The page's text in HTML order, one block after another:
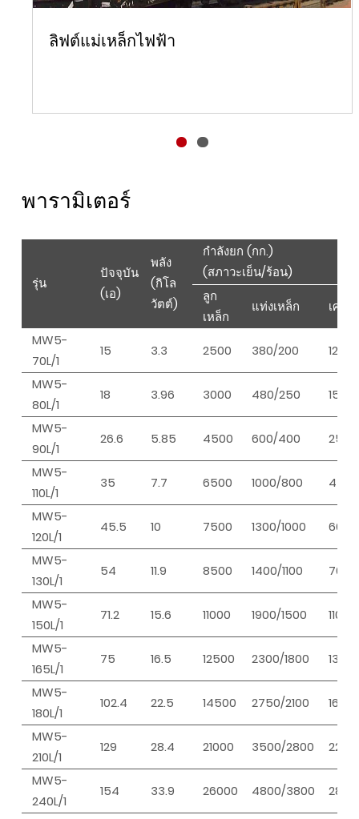
ลิฟต์แม่เหล็กไฟฟ้า
พารามิเตอร์
รุ่น
ปัจจุบัน
(เอ)
พลัง
(กิโล
วัตต์)
กำลังยก (กก.)
(สภาวะเย็น/ร้อน)
ลูก
เหล็ก
แท่งเหล็ก
เศษเ
MW5-
70L/1
15 3.3 2500 380/200
120/
MW5-
80L/1
18 3.96 3000 480/250
150/
MW5-
90L/1
26.6 5.85 4500 600/400
250/
MW5-
110L/1
35 7.7 6500 1000/800
MW5-
120L/1
45.5 10 7500 1300/1000
600/
MW5-
130L/1
54 11.9 8500 1400/1100
700/
MW5-
150L/1
71.2 15.6 11000 1900/1500
MW5-
165L/1
75 16.5 12500 2300/1800
1300/
MW5-
180L/1
102.4 22.5 14500 2750/2100
MW5-
210L/1
129 28.4 21000 3500/2800
MW5-
240L/1
154 33.9 26000 4800/3800